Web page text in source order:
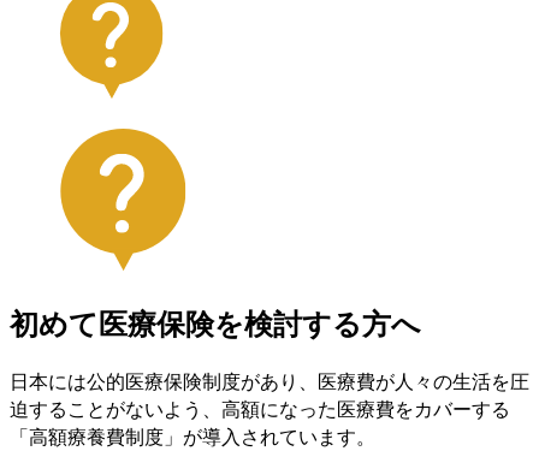
初めて医療保険を検討する方へ
日本には公的医療保険制度があり、医療費が人々の生活を圧
迫することがないよう、高額になった医療費をカバーする
「高額療養費制度」が導入されています。